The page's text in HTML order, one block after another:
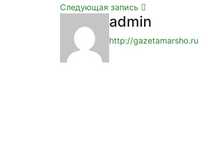
Следующая запись
admin
http://gazetamarsho.ru